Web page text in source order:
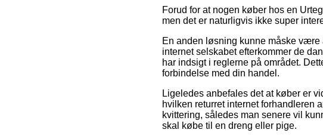
Forud for at nogen køber hos en
men det er naturligvis ikke super
En anden løsning kunne måske
internet selskabet efterkommer de
har indsigt i reglerne på området.
forbindelse med din handel.
Ligeledes anbefales det at køber er
hvilken returret internet forhandleren
kvittering, således man senere vil
skal købe til en dreng eller pige.